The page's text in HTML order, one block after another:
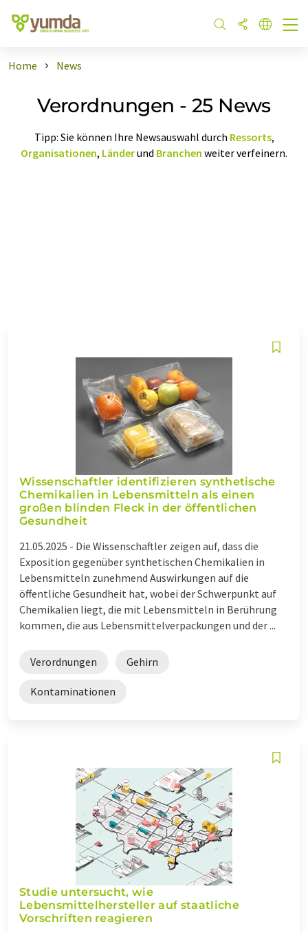
Home News
Verordnungen - 25 News
Tipp: Sie können Ihre Newsauswahl durch Ressorts,
Organisationen, Länderund Branchen weiter verfeinern.
Wissenschaftler identifizieren synthetische
Chemikalien in Lebensmitteln als einen
großen blinden Fleck in der öffentlichen
Gesundheit
21.05.2025 - Die Wissenschaftler zeigen auf, dass die
Exposition gegenüber synthetischen Chemikalien in
Lebensmitteln zunehmend Auswirkungen auf die
öffentliche Gesundheit hat, wobei der Schwerpunkt auf
Chemikalien liegt, die mit Lebensmitteln in Berührung
kommen, die aus Lebensmittelverpackungen und der ...
Verordnungen Gehirn
Kontaminationen
Studie untersucht, wie
Lebensmittelhersteller auf staatliche
Vorschriften reagieren